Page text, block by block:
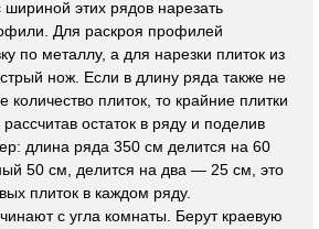
шириной этих рядов нарезать
Для раскроя профилей
по металлу, а для нарезки плиток из
нож. Если в длину ряда также не
плиток, то крайние плитки
остаток в ряду и поделив
длина ряда 350 см делится на 60
50 см, делится на два — 25 см, это
плиток в каждом ряду.
с угла комнаты. Берут краевую